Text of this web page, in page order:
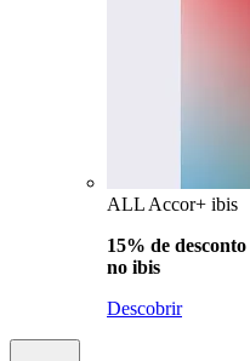
ALL Accor+ ibis
15% de desconto
no ibis
Descobrir